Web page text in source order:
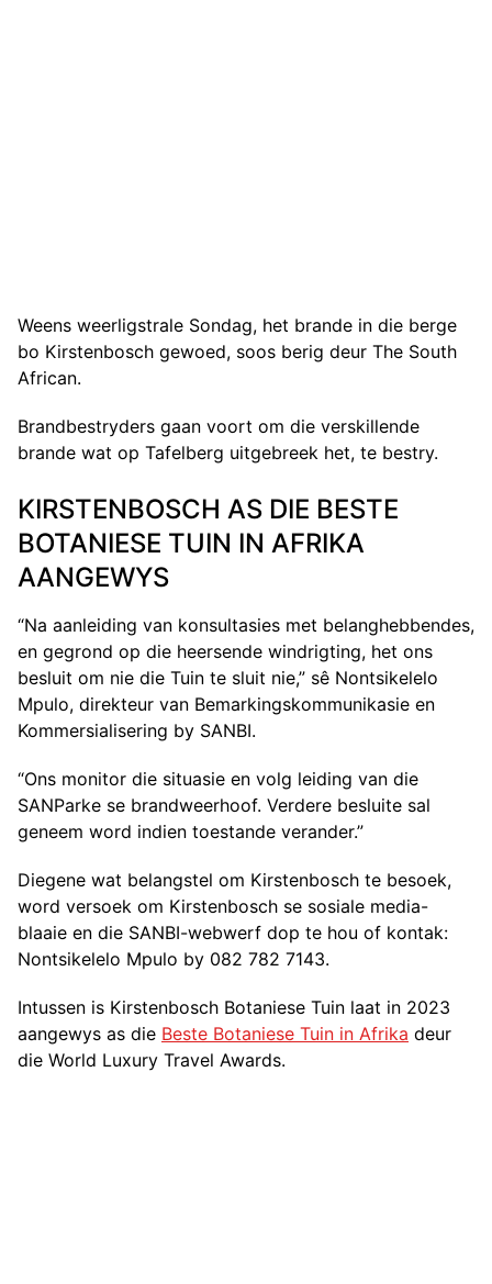
Weens weerligstrale Sondag, het brande in die berge
bo Kirstenbosch gewoed, soos berig deur The South
African.
Brandbestryders gaan voort om die verskillende
brande wat op Tafelberg uitgebreek het, te bestry.
KIRSTENBOSCH AS DIE BESTE
BOTANIESE TUIN IN AFRIKA
AANGEWYS
“Na aanleiding van konsultasies met belanghebbendes,
en gegrond op die heersende windrigting, het ons
besluit om nie die Tuin te sluit nie,” sê Nontsikelelo
Mpulo, direkteur van Bemarkingskommunikasie en
Kommersialisering by SANBI.
“Ons monitor die situasie en volg leiding van die
SANParke se brandweerhoof. Verdere besluite sal
geneem word indien toestande verander.”
Diegene wat belangstel om Kirstenbosch te besoek,
word versoek om Kirstenbosch se sosiale media-
blaaie en die SANBI-webwerf dop te hou of kontak:
Nontsikelelo Mpulo by 082 782 7143.
Intussen is Kirstenbosch Botaniese Tuin laat in 2023
aangewys as die Beste Botaniese Tuin in Afrika deur
die World Luxury Travel Awards.